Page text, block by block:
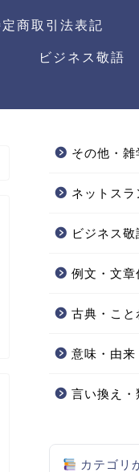
商取引法表記
ビジネス敬語
その他・雑
ネットス
ビジネス
例文・文章
古典・こと
意味・由来
言い換え・
カテゴリ